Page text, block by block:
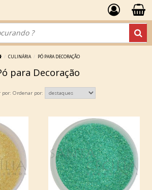
CULINÁRIA PÓ PARA DECORAÇÃO
para Decoração
Ordenar por: